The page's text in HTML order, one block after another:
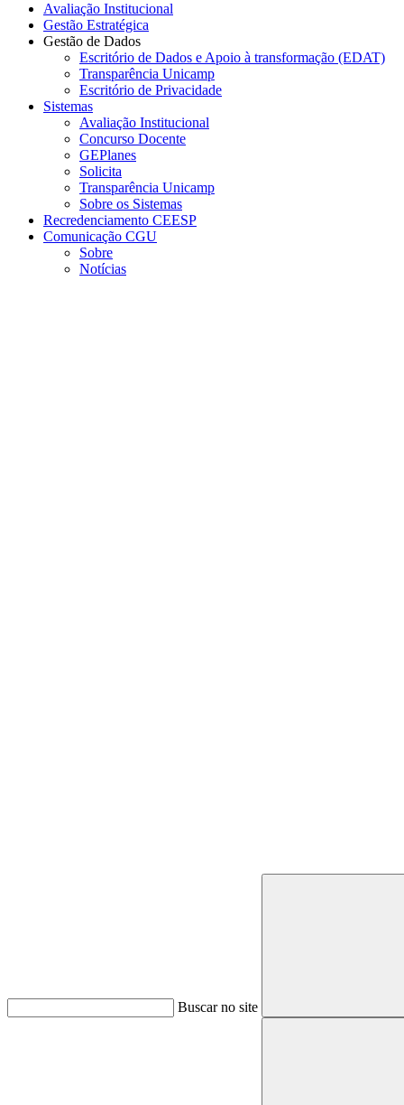
Avaliação Institucional
Gestão Estratégica
Gestão de Dados
Escritório de Dados e Apoio à transformação (EDAT)
Transparência Unicamp
Escritório de Privacidade
Sistemas
Avaliação Institucional
Concurso Docente
GEPlanes
Solicita
Transparência Unicamp
Sobre os Sistemas
Recredenciamento CEESP
Comunicação CGU
Sobre
Notícias
Buscar no site